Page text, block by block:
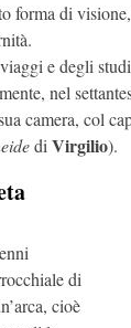
forma di
e degli
nel
camera, col
di Virgilio).
di
cioè